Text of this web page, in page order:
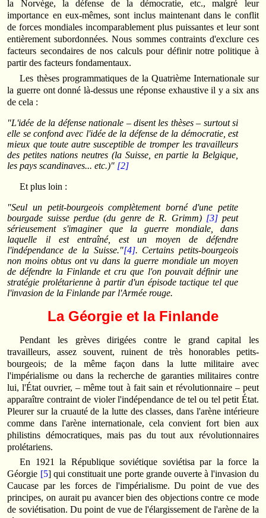
la Norvège, la défense de la démocratie, etc., malgré leur
importance en eux-mêmes, sont inclus maintenant dans le conflit
de forces mondiales incomparablement plus puissantes et leur sont
entièrement subordonnées. Nous sommes contraints d'exclure ces
facteurs secondaires de nos calculs pour définir notre politique à
partir des facteurs fondamentaux.
Les thèses programmatiques de la Quatrième Internationale sur
la guerre ont donné là-dessus une réponse exhaustive il y a six ans
de cela :
"L'idée de la défense nationale – disent les thèses – surtout si
elle se confond avec l'idée de la défense de la démocratie, est
mieux que toute autre susceptible de tromper les travailleurs
des petites nations neutres (la Suisse, en partie la Belgique,
les pays scandinaves... etc.)" [2]
Et plus loin :
"Seul un petit-bourgeois complètement borné d'une petite
bourgade suisse perdue (du genre de R. Grimm) [3]peut
sérieusement s'imaginer que la guerre mondiale, dans
laquelle il est entraîné, est un moyen de défendre
l'indépendance de la Suisse."[4]. Certains petits-bourgeois
non moins obtus ont vu dans la guerre mondiale un moyen
de défendre la Finlande et cru que l'on pouvait définir une
stratégie prolétarienne à partir d'un épisodetactique tel que
l'invasion de la Finlande par l'Armée rouge.
La Géorgie et la Finlande
Pendant les grèves dirigées contre le grand capital les
travailleurs, assez souvent, ruinent de très honorables petits-
bourgeois; de la même façon dans la lutte militaire avec
l'impérialisme ou dans la recherche de garanties militaires contre
lui, l'État ouvrier, – même tout à fait sain et révolutionnaire – peut
apparaître contraint de violer l'indépendance de tel ou tel petit État.
Pleurer sur la cruauté de la lutte des classes, dans l'arène intérieure
comme dans l'arène internationale, cela convient fort bien aux
philistins démocratiques, mais pas du tout aux révolutionnaires
prolétariens.
En 1921 la République soviétique soviétisa par la force la
Géorgie [5] qui constituait une porte grande ouverte à l'invasion du
Caucase par les forces de l'impérialisme. Du point de vue des
principes, on aurait pu avancer bien des objections contre ce mode
de soviétisation. Du point de vue de l'élargissement de l'arène de la